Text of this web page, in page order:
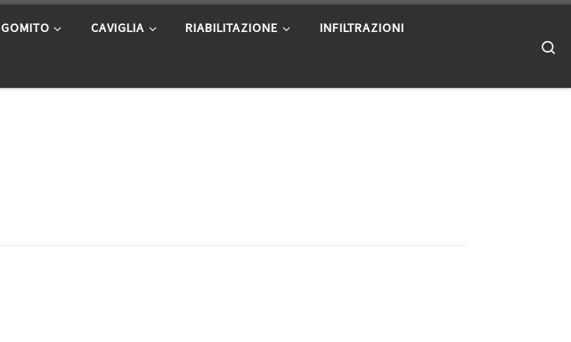
GOMITO CAVIGLIA RIABILITAZIONE INFILTRAZIONI